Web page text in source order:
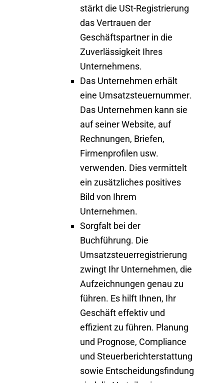
stärkt die USt-Registrierung
das Vertrauen der
Geschäftspartner in die
Zuverlässigkeit Ihres
Unternehmens.
Das Unternehmen erhält
eine Umsatzsteuernummer.
Das Unternehmen kann sie
auf seiner Website, auf
Rechnungen, Briefen,
Firmenprofilen usw.
verwenden. Dies vermittelt
ein zusätzliches positives
Bild von Ihrem
Unternehmen.
Sorgfalt bei der
Buchführung. Die
Umsatzsteuerregistrierung
zwingt Ihr Unternehmen, die
Aufzeichnungen genau zu
führen. Es hilft Ihnen, Ihr
Geschäft effektiv und
effizient zu führen. Planung
und Prognose, Compliance
und Steuerberichterstattung
sowie Entscheidungsfindung